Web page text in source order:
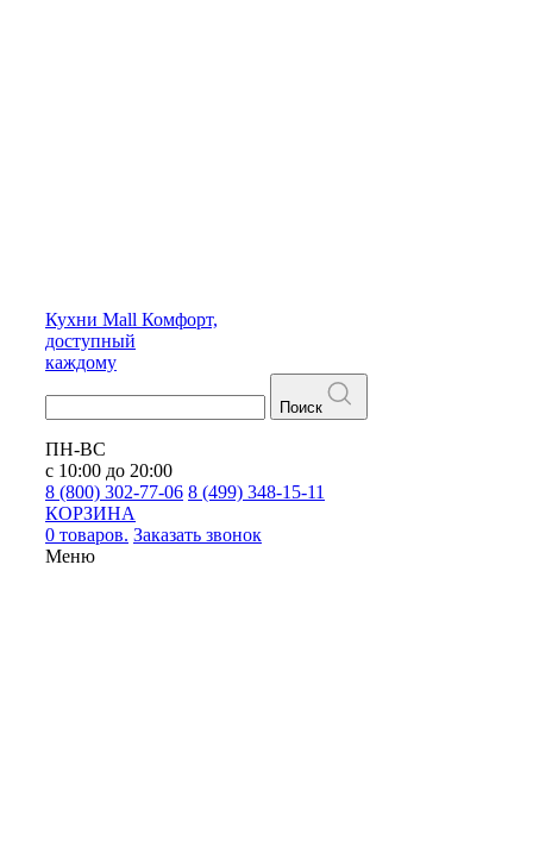
Кухни Mall Комфорт,
доступный
каждому
Поиск
ПН-ВС
с 10:00 до 20:00
8 (800) 302-77-06 8 (499) 348-15-11
КОРЗИНА
0 товаров. Заказать звонок
Меню